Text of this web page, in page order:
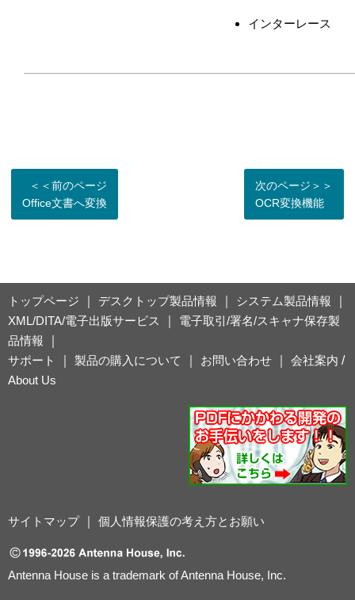
インターレース
＜＜前のページ
Office文書へ変換
次のページ＞＞
OCR変換機能
トップページ デスクトップ製品情報 システム製品情報
XML/DITA/電子出版サービス
電子取引/署名/スキャナ保存製
品情報
サポート
製品の購入について お問い合わせ 会社案内 /
About Us
サイトマップ｜ 個人情報保護の考え方とお願い
Antenna House is a trademark of Antenna House, Inc.